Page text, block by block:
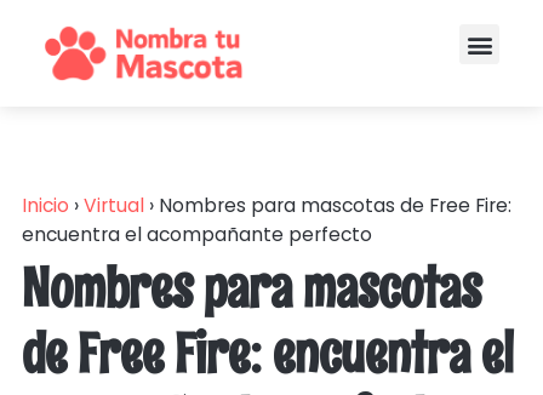
Inicio ›Virtual› Nombres para mascotas de Free Fire:
encuentra el acompañante perfecto
Nombres para mascotas
de Free Fire: encuentra el